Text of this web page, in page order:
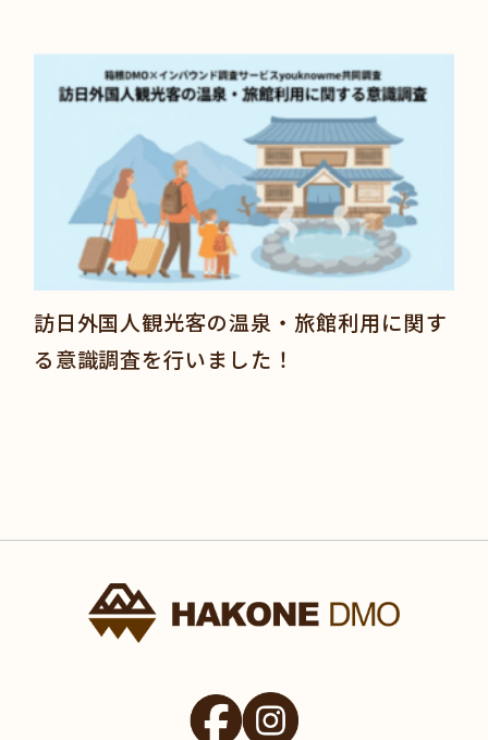
訪日外国人観光客の温泉・旅館利用に関す
る意識調査を行いました！